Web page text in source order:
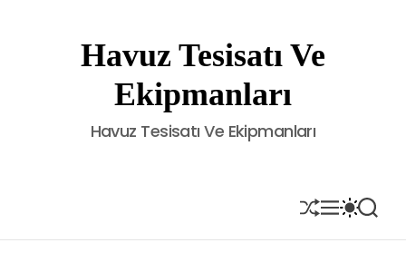
Havuz Tesisatı Ve
Ekipmanları
Havuz Tesisatı Ve Ekipmanları
S
H
U
M
E
N
S
W
I
S
E
A